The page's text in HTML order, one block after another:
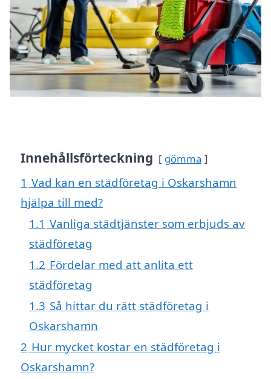
Innehållsförteckning gömma
1 Vad kan en städföretag i Oskarshamn
hjälpa till med?
1.1 Vanliga städtjänster som erbjuds av
städföretag
1.2 Fördelar med att anlita ett
städföretag
1.3 Så hittar du rätt städföretag i
Oskarshamn
2 Hur mycket kostar en städföretag i
Oskarshamn?